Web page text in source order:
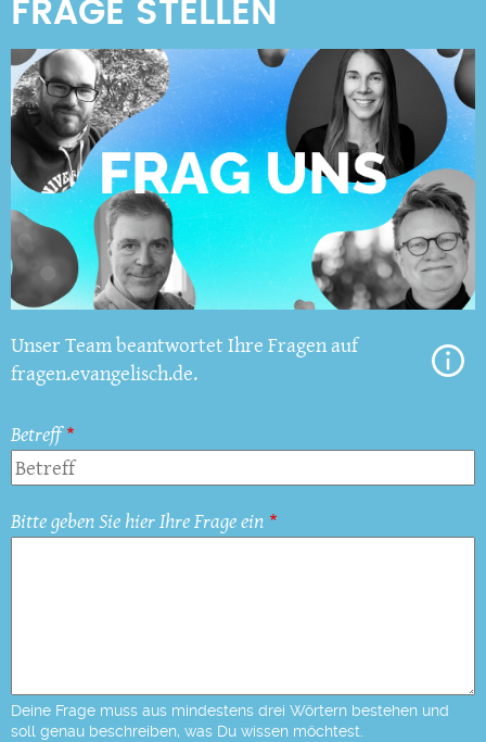
Unser Team beantwortet Ihre Fragen auf
fragen.evangelisch.de.
Betreff
Bitte geben Sie hier Ihre Frage ein
Deine Frage muss aus mindestens drei Wörtern bestehen und
soll genau beschreiben, was Du wissen möchtest.